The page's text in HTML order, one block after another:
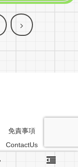
次
免責事項
ContactUs